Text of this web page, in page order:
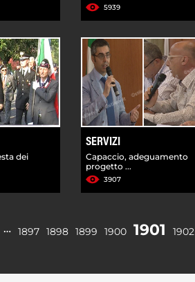
5939
dei
SERVIZI
Capaccio, adeguamento
progetto ...
3907
… 1897 1898 1899 1900 1901 1902